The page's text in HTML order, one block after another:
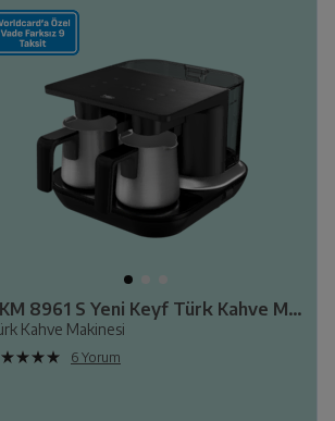
TKM 8961 S Yeni Keyf Türk Kahve Makinesi
Kahve Makinesi
6 Yorum